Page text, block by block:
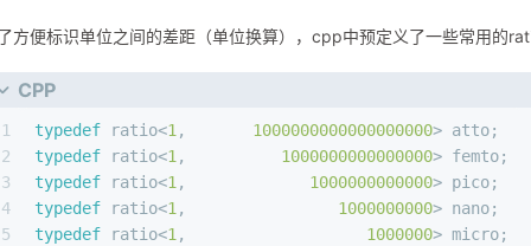
方便标识单位之间的差距（单位换算），cpp中预定义了一些常用的
CPP
1
2
3
4
5
typedef ratio<1, 1000000000000000000> atto;
typedef ratio<1, 1000000000000000> femto;
typedef ratio<1, 1000000000000> pico;
typedef ratio<1, 1000000000> nano;
typedef ratio<1, 1000000> micro;